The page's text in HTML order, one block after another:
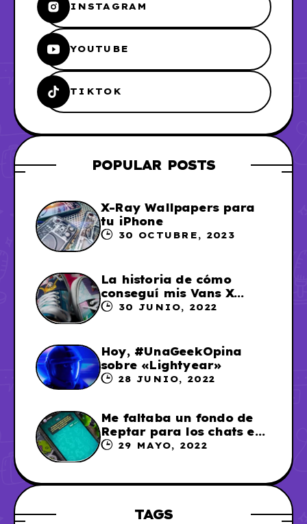
INSTAGRAM
YOUTUBE
TIKTOK
POPULAR POSTS
X-Ray Wallpapers para
tu iPhone
30 OCTUBRE, 2023
La historia de cómo
conseguí mis Vans X
Sailor Moon
30 JUNIO, 2022
Hoy, #UnaGeekOpina
sobre «Lightyear»
28 JUNIO, 2022
Me faltaba un fondo de
Reptar para los chats en
WhatsApp, así que me lo
29 MAYO, 2022
TAGS